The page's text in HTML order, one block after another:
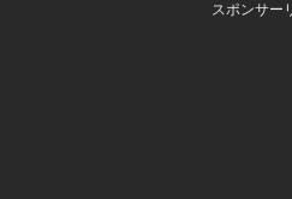
スポンサー